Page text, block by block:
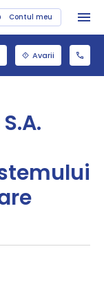
Contul meu
Avarii